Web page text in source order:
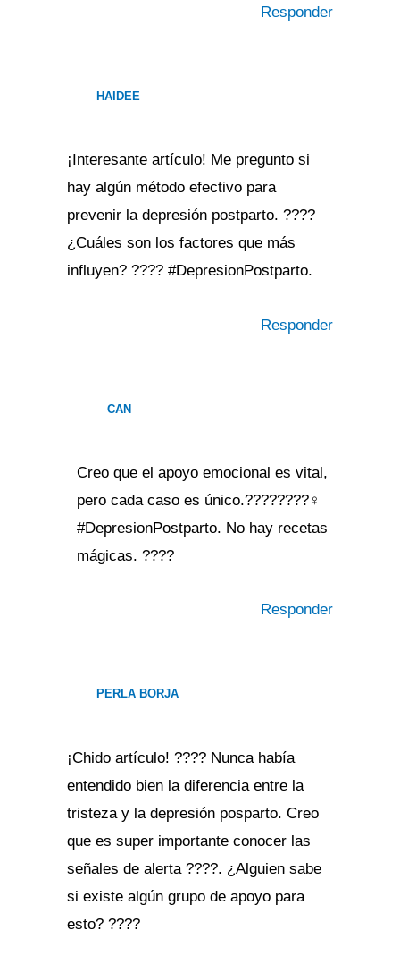
Responder
HAIDEE
¡Interesante artículo! Me pregunto si
hay algún método efectivo para
prevenir la depresión postparto. ????
¿Cuáles son los factores que más
influyen? ???? #DepresionPostparto.
Responder
CAN
Creo que el apoyo emocional es vital,
pero cada caso es único.????????‍♀️
#DepresionPostparto. No hay recetas
mágicas. ????
Responder
PERLA BORJA
¡Chido artículo! ???? Nunca había
entendido bien la diferencia entre la
tristeza y la depresión posparto. Creo
que es super importante conocer las
señales de alerta ????. ¿Alguien sabe
si existe algún grupo de apoyo para
esto? ????